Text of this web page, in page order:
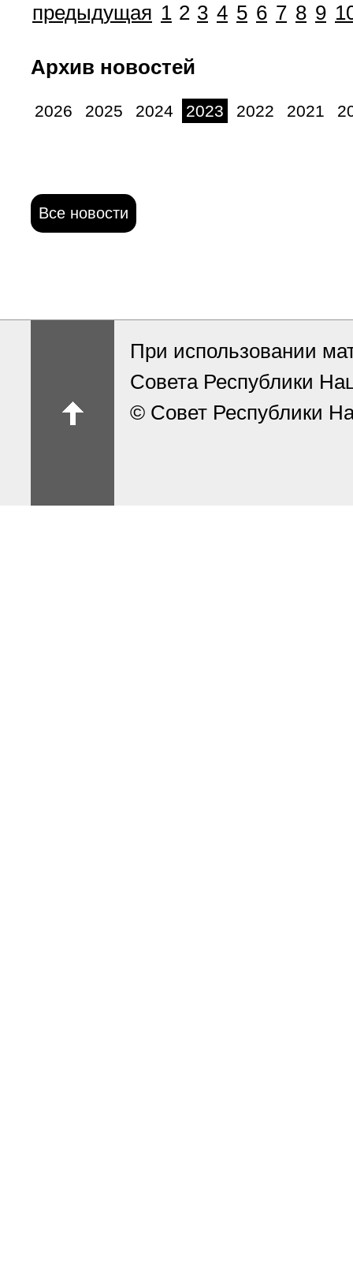
предыдущая 1 2 3 4 5 6 7 8 9
Архив новостей
2026 2025 2024 2023 2022 2021
Все новости
При использовании
Совета Республики
© Совет Республики